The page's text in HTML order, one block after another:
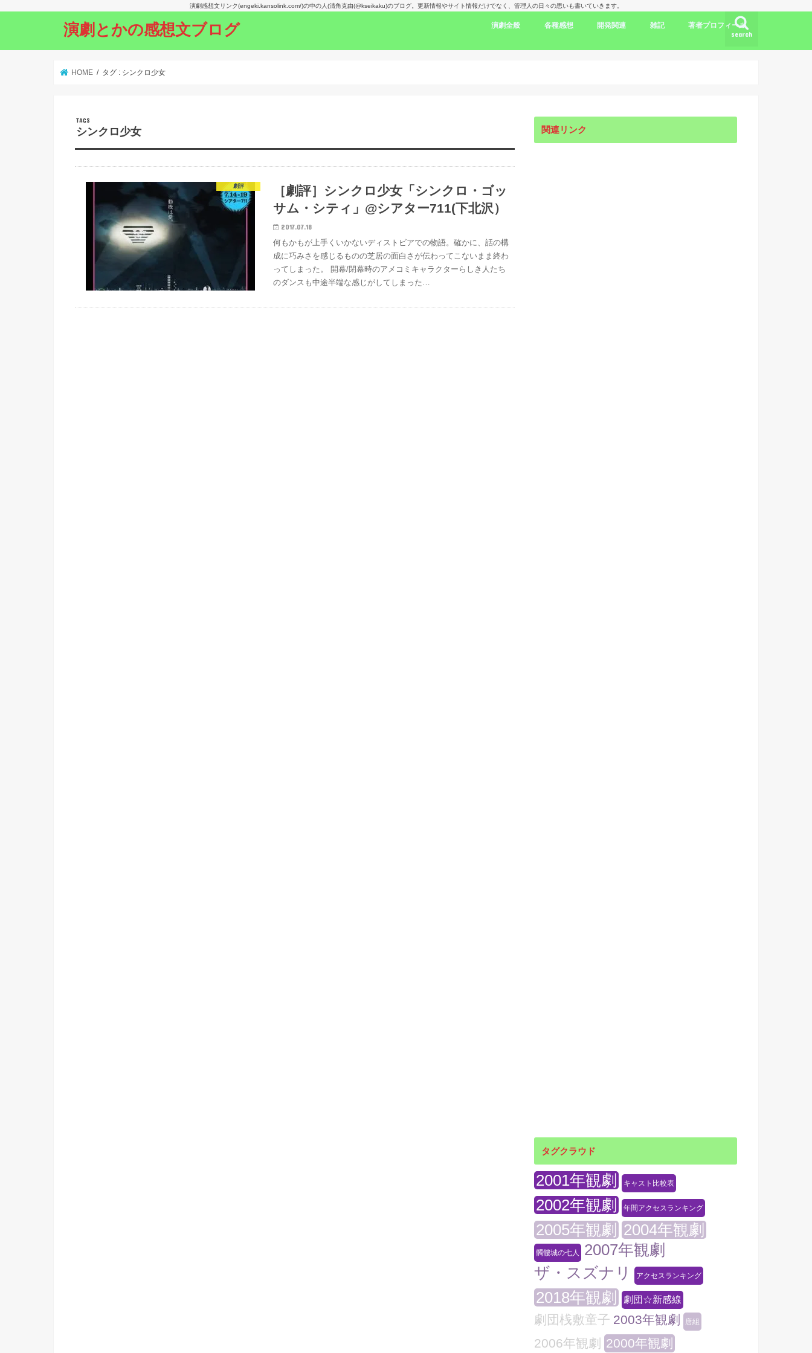
演劇感想文リンク(engeki.kansolink.com/)の中の人(清角克由(@kseikaku)のブログ。更新情報やサイト情報だけでなく、管理人の日々の思いも書いていきます。
演劇とかの感想文ブログ search
演劇全般
演劇感想文リンク
舞台で見た人のドラマ出演情報
楽しみな舞台！
演劇賞
各種感想
劇評 海外劇評
書評 KDP
映画評
旅行記
開発関連
開発言語
iPhone/Mac
WordPress
Ubuntu
集合知/人工知能
雑記
日本
アメリカ
韓国
中国
著者プロフィール
HOME タグ : シンクロ少女
シンクロ少女
劇評
［劇評］シンクロ少女「シンクロ・ゴッ
サム・シティ」@シアター711(下北沢）
2017.07.18
何もかもが上手くいかないディストビアでの物語。確かに、話の構
成に巧みさを感じるものの芝居の面白さが伝わってこないまま終わ
ってしまった。 開幕/閉幕時のアメコミキャラクターらしき人たち
のダンスも中途半端な感じがしてしまった…
関連リンク
タグクラウド
2001年観劇 キャスト比較表
2002年観劇 年間アクセスランキング
2005年観劇 2004年観劇
髑髏城の七人
2007年観劇
ザ・スズナリ
アクセスランキング
2018年観劇 劇団☆新感線
劇団桟敷童子 2003年観劇 唐組
2006年観劇
2000年観劇